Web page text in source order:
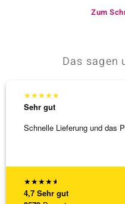
Zum
Das sagen
★★★★★
4,7 Sehr gut
★★★★★
Sehr gut
Schnelle Lieferung und das